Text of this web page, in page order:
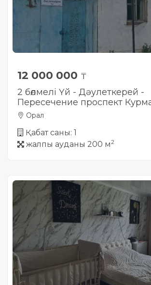
12 000 000 ₸
2 бөлмелі Үй - Дәулеткерей -
Пересечение проспект
Орал
Қабат саны: 1
жалпы ауданы 200 м2